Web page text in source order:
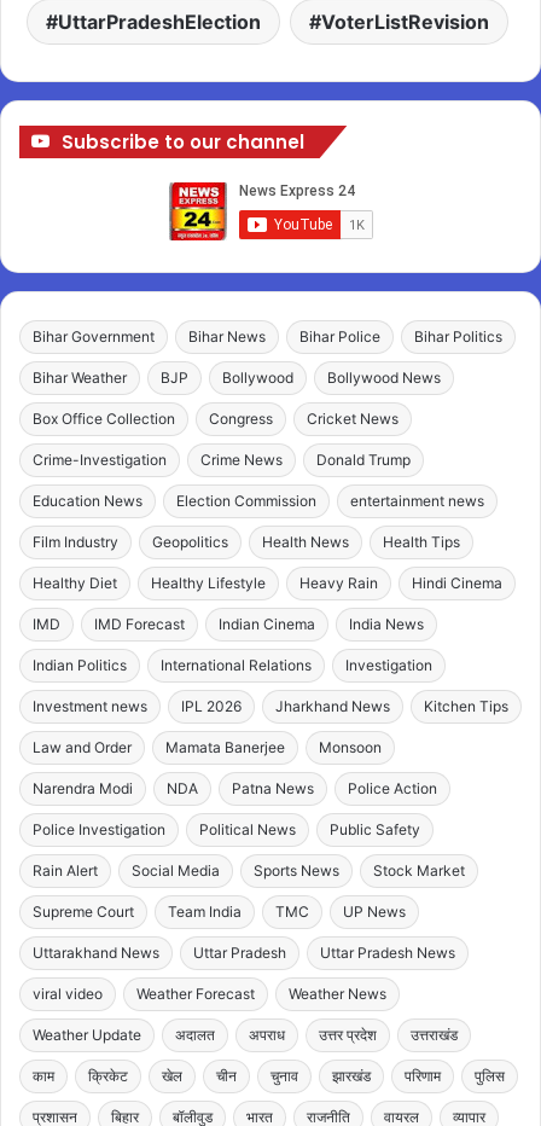
UttarPradeshElection VoterListRevision
Subscribe to our channel
Bihar Government Bihar News Bihar Police Bihar Politics
Bihar Weather BJP Bollywood Bollywood News
Box Office Collection Congress Cricket News
Crime-Investigation Crime News Donald Trump
Education News Election Commission entertainment news
Film Industry Geopolitics Health News Health Tips
Healthy Diet Healthy Lifestyle Heavy Rain Hindi Cinema
IMD IMD Forecast Indian Cinema India News
Indian Politics International Relations Investigation
Investment news IPL 2026 Jharkhand News Kitchen Tips
Law and Order Mamata Banerjee Monsoon
Narendra Modi NDA Patna News Police Action
Police Investigation Political News Public Safety
Rain Alert Social Media Sports News Stock Market
Supreme Court Team India TMC UP News
Uttarakhand News Uttar Pradesh Uttar Pradesh News
viral video Weather Forecast Weather News
Weather Update अदालत अपराध उत्तर प्रदेश उत्तराखंड
काम क्रिकेट खेल चीन चुनाव झारखंड परिणाम पुलिस
प्रशासन बिहार बॉलीवुड भारत राजनीति वायरल व्यापार